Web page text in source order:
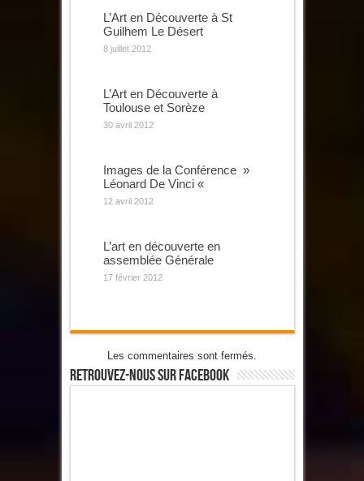
L’Art en Découverte à St
Guilhem Le Désert
8 juillet 2012
L’Art en Découverte à
Toulouse et Sorèze
30 avril 2012
Images de la Conférence »
Léonard De Vinci «
12 avril 2012
L’art en découverte en
assemblée Générale
17 février 2012
Les commentaires sont fermés.
Retrouvez-Nous Sur Facebook